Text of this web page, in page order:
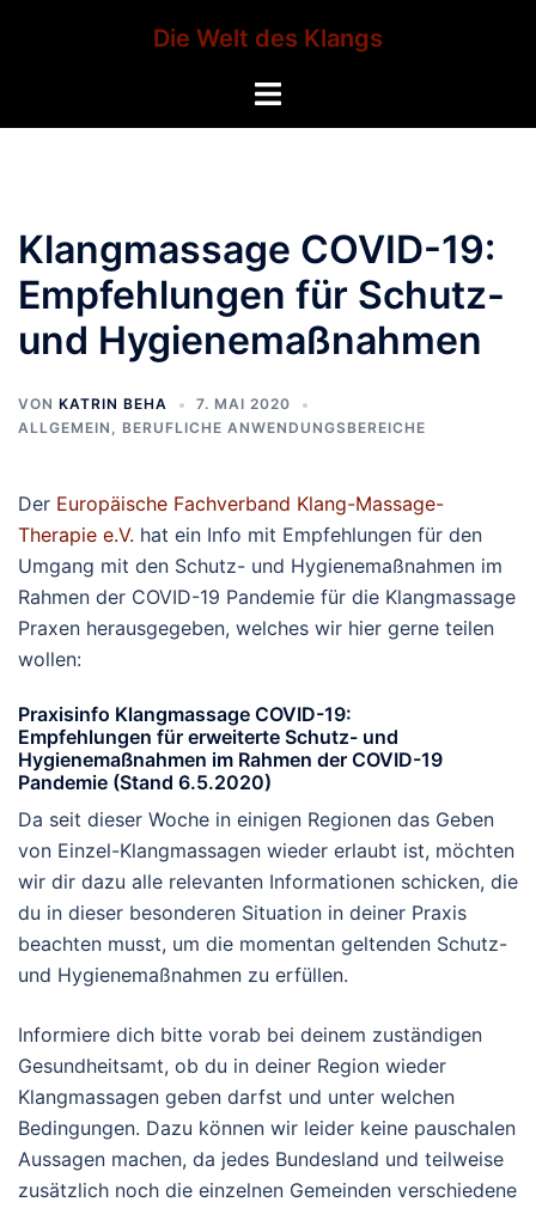
Die Welt des Klangs
Menü
Klangmassage COVID-19:
Empfehlungen für Schutz-
und Hygienemaßnahmen
VON KATRIN BEHA
7. MAI 2020
ALLGEMEIN , BERUFLICHE ANWENDUNGSBEREICHE
Der Europäische Fachverband Klang-Massage-
Therapie e.V. hat ein Info mit Empfehlungen für den
Umgang mit den Schutz- und Hygienemaßnahmen im
Rahmen der COVID-19 Pandemie für die Klangmassage
Praxen herausgegeben, welches wir hier gerne teilen
wollen:
Praxisinfo Klangmassage COVID-19:
Empfehlungen für erweiterte Schutz- und
Hygienemaßnahmen im Rahmen der COVID-19
Pandemie (Stand 6.5.2020)
Da seit dieser Woche in einigen Regionen das Geben
von Einzel-Klangmassagen wieder erlaubt ist, möchten
wir dir dazu alle relevanten Informationen schicken, die
du in dieser besonderen Situation in deiner Praxis
beachten musst, um die momentan geltenden Schutz-
und Hygienemaßnahmen zu erfüllen.
Informiere dich bitte vorab bei deinem zuständigen
Gesundheitsamt, ob du in deiner Region wieder
Klangmassagen geben darfst und unter welchen
Bedingungen. Dazu können wir leider keine pauschalen
Aussagen machen, da jedes Bundesland und teilweise
zusätzlich noch die einzelnen Gemeinden verschiedene